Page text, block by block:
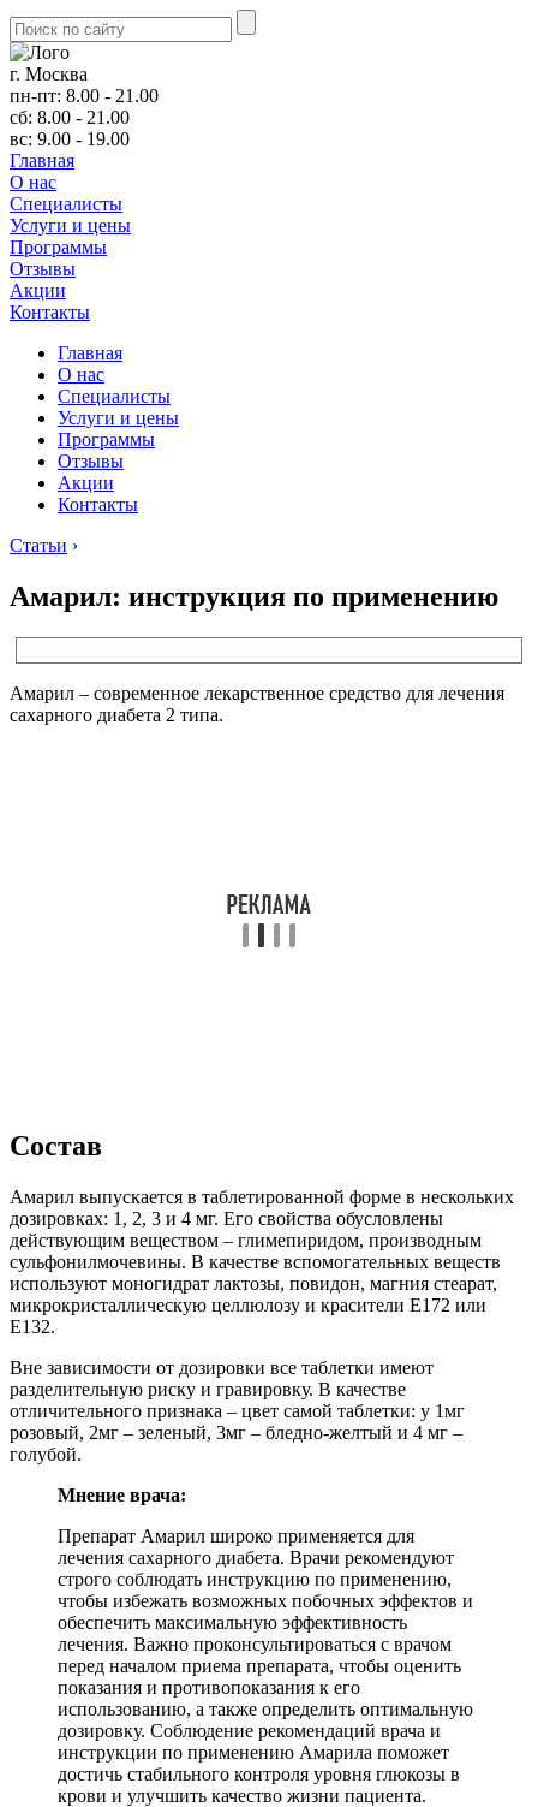
г. Москва
пн-пт: 8.00 - 21.00
сб: 8.00 - 21.00
вс: 9.00 - 19.00
Главная
О нас
Cпециалисты
Услуги и цены
Программы
Отзывы
Акции
Контакты
Главная
О нас
Cпециалисты
Услуги и цены
Программы
Отзывы
Акции
Контакты
Статьи ›
Амарил: инструкция по применению
Амарил – современное лекарственное средство для лечения
сахарного диабета 2 типа.
Состав
Амарил выпускается в таблетированной форме в нескольких
дозировках: 1, 2, 3 и 4 мг. Его свойства обусловлены
действующим веществом – глимепиридом, производным
сульфонилмочевины. В качестве вспомогательных веществ
используют моногидрат лактозы, повидон, магния стеарат,
микрокристаллическую целлюлозу и красители Е172 или
Е132.
Вне зависимости от дозировки все таблетки имеют
разделительную риску и гравировку. В качестве
отличительного признака – цвет самой таблетки: у 1мг
розовый, 2мг – зеленый, 3мг – бледно-желтый и 4 мг –
голубой.
Мнение врача:
Препарат Амарил широко применяется для
лечения сахарного диабета. Врачи рекомендуют
строго соблюдать инструкцию по применению,
чтобы избежать возможных побочных эффектов и
обеспечить максимальную эффективность
лечения. Важно проконсультироваться с врачом
перед началом приема препарата, чтобы оценить
показания и противопоказания к его
использованию, а также определить оптимальную
дозировку. Соблюдение рекомендаций врача и
инструкции по применению Амарила поможет
достичь стабильного контроля уровня глюкозы в
крови и улучшить качество жизни пациента.